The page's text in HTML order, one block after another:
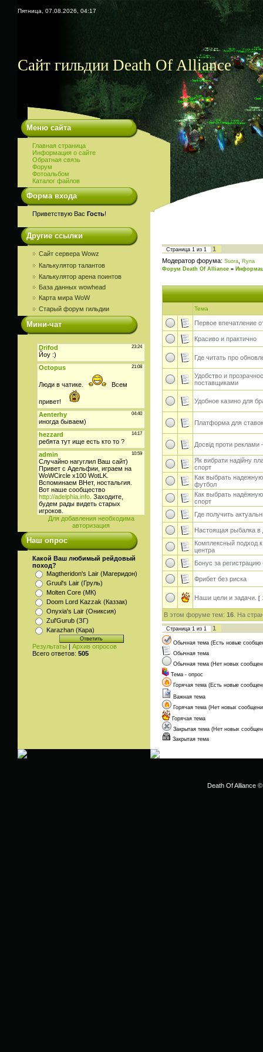
Пятница, 07.08.2026, 04:17
Сайт гильдии Death Of Alliance
Меню сайта
Главная страница
Информация о сайте
Обратная связь
Форум
Фотоальбом
Каталог файлов
Форма входа
Приветствую Вас Гость!
Другие ссылки
Сайт сервера Wowz
Калькулятор талантов
Калькулятор арена поинтов
База данных wowhead
Карта мира WoW
Старый форум гильдии
Мини-чат
Для добавления необходима
авторизация
Наш опрос
Какой Ваш любимый рейдовый
поход?
Magtheridon's Lair (Магеридон)
Gruul's Lair (Груль)
Molten Core (МК)
Doom Lord Kazzak (Каззак)
Onyxia's Lair (Ониксия)
Zul'Gurub (ЗГ)
Karazhan (Кара)
Результаты | Архив опросов
Всего ответов: 505
Страница 1 из 1
1
Модератор форума: Suora
Ryna
Форум Death Of Alliance »
Тема
Первое впечатление
Красиво и практично
Где читать про
Удобство и
поставщиками
Удобное казино для
Платформа для
Досвід проти
Як вибрати надійну
спорт
Как выбрать
футбол
Как выбрать
спорт
Где получить
Настоящая рыбалка в
Комплексный подход
центра
Бонус за регистрацию
Фрибет без риска
Наши цели и задачи. [
В этом форуме тем: 16 . На
Страница 1 из 1 1
Обычная тема (Есть новые
Обычная тема
Обычная тема (Нет новых
Тема - опрос
Горячая тема (Есть новые
Важная тема
Горячая тема (Нет новых
Горячая тема
Закрытая тема (Нет новых
Закрытая тема
Death Of Alliance